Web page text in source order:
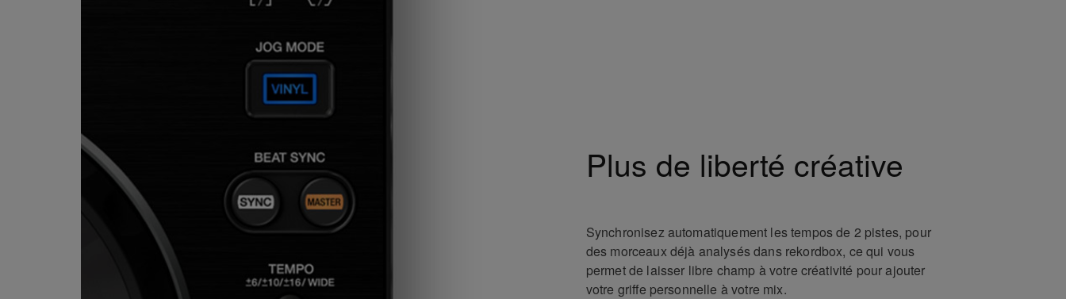
Plus de liberté créative
Synchronisez automatiquement les tempos de 2 pistes, pour
des morceaux déjà analysés dans rekordbox, ce qui vous
permet de laisser libre champ à votre créativité pour ajouter
votre griffe personnelle à votre mix.